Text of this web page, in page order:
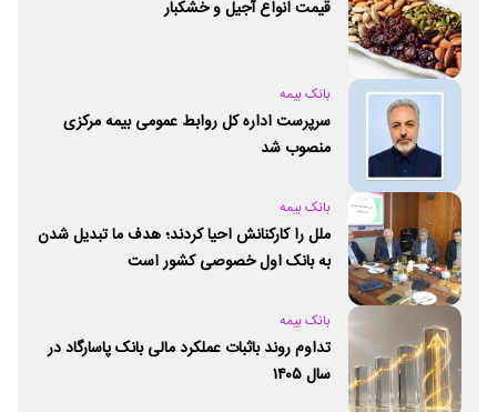
قیمت انواع آجیل و خشکبار
بانک بیمه
سرپرست اداره کل روابط عمومی بیمه مرکزی
منصوب شد
بانک بیمه
ملل را کارکنانش احیا کردند؛ هدف ما تبدیل شدن
به بانک اول خصوصی کشور است
بانک بیمه
تداوم روند باثبات عملکرد مالی بانک پاسارگاد در
سال ۱۴۰۵